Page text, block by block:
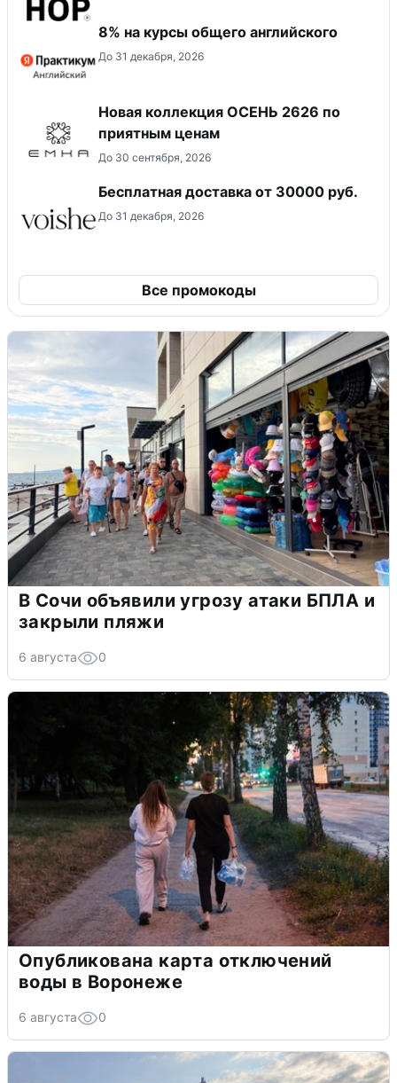
8% на курсы общего английского
До 31 декабря, 2026
Новая коллекция ОСЕНЬ 2626 по
приятным ценам
До 30 сентября, 2026
Бесплатная доставка от 30000 руб.
До 31 декабря, 2026
Все промокоды
В Сочи объявили угрозу атаки БПЛА и
закрыли пляжи
6 августа 0
Опубликована карта отключений
воды в Воронеже
6 августа 0